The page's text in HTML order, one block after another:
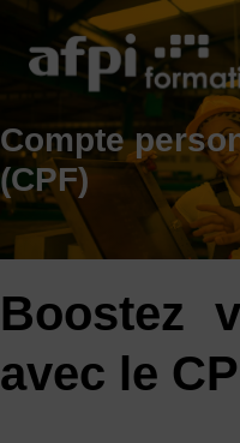
contenu
Compte
(CPF)
Boostez
avec le